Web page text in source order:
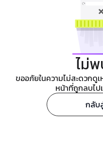
ไม่
ขออภัยในความไม่สะดวกดู
หน้าที่ถูกลบไป
กลับ